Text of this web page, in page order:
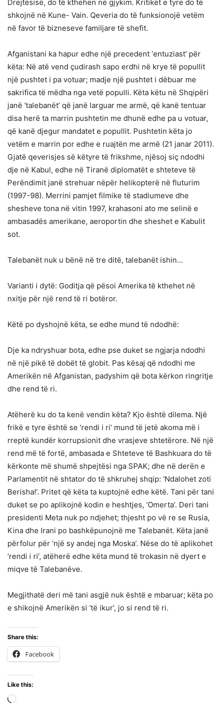
Drejtësisë, do të kthehen në gjykim. Kritikët e tyre do të
shkojnë në Kune- Vain. Qeveria do të funksionojë vetëm
në favor të bizneseve familjare të shefit.
Afganistani ka hapur edhe një precedent ‘entuziast’ për
këta: Në atë vend çudirash sapo erdhi në krye të popullit
një pushtet i pa votuar; madje një pushtet i dëbuar me
sakrifica të mëdha nga vetë populli. Këta këtu në Shqipëri
janë ‘talebanët’ që janë larguar me armë, që kanë tentuar
disa herë ta marrin pushtetin me dhunë edhe pa u votuar,
që kanë djegur mandatet e popullit. Pushtetin këta jo
vetëm e marrin por edhe e ruajtën me armë (21 janar 2011).
Gjatë qeverisjes së këtyre të frikshme, njësoj siç ndodhi
dje në Kabul, edhe në Tiranë diplomatët e shteteve të
Perëndimit janë strehuar nëpër helikopterë në fluturim
(1997-98). Merrini pamjet filmike të stadiumeve dhe
shesheve tona në vitin 1997, krahasoni ato me selinë e
ambasadës amerikane, aeroportin dhe sheshet e Kabulit
sot.
Talebanët nuk u bënë në tre ditë, talebanët ishin…
Varianti i dytë: Goditja që pësoi Amerika të kthehet në
nxitje për një rend të ri botëror.
Këtë po dyshojnë këta, se edhe mund të ndodhë:
Dje ka ndryshuar bota, edhe pse duket se ngjarja ndodhi
në një pikë të dobët të globit. Pas kësaj që ndodhi me
Amerikën në Afganistan, padyshim që bota kërkon ringritje
dhe rend të ri.
Atëherë ku do ta kenë vendin këta? Kjo është dilema. Një
frikë e tyre është se ‘rendi i ri’ mund të jetë akoma më i
rreptë kundër korrupsionit dhe vrasjeve shtetërore. Në një
rend më të fortë, ambasada e Shteteve të Bashkuara do të
kërkonte më shumë shpejtësi nga SPAK; dhe në derën e
Parlamentit në shtator do të shkruhej shqip: ‘Ndalohet zoti
Berisha!’. Pritet që këta ta kuptojnë edhe këtë. Tani për tani
duket se po aplikojnë kodin e heshtjes, ‘Omerta’. Deri tani
presidenti Meta nuk po ndjehet; thjesht po vë re se Rusia,
Kina dhe Irani po bashkëpunojnë me Talebanët. Këta janë
përfolur për ‘një sy andej nga Moska’. Nëse do të aplikohet
‘rendi i ri’, atëherë edhe këta mund të trokasin në dyert e
miqve të Talebanëve.
Megjithatë deri më tani asgjë nuk është e mbaruar; këta po
e shikojnë Amerikën si ‘të ikur’, jo si rend të ri.
Share this:
Facebook
Like this: